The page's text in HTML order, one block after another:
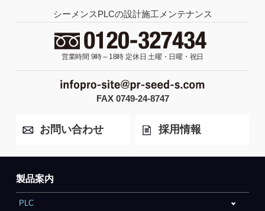
シーメンスPLCの設計施工メンテナンス
営業時間 9時～18時 定休日 土曜・日曜・祝日
FAX 0749-24-8747
お問い合わせ 採用情報
製品案内
PLC